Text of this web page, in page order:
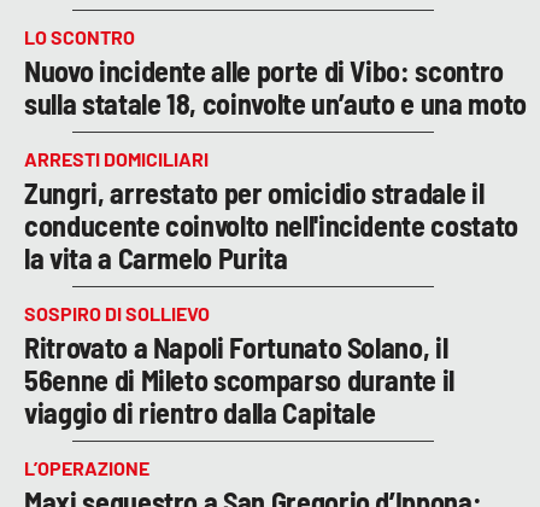
LO SCONTRO
Nuovo incidente alle porte di Vibo: scontro
sulla statale 18, coinvolte un’auto e una moto
ARRESTI DOMICILIARI
Zungri, arrestato per omicidio stradale il
conducente coinvolto nell'incidente costato
la vita a Carmelo Purita
SOSPIRO DI SOLLIEVO
Ritrovato a Napoli Fortunato Solano, il
56enne di Mileto scomparso durante il
viaggio di rientro dalla Capitale
L’OPERAZIONE